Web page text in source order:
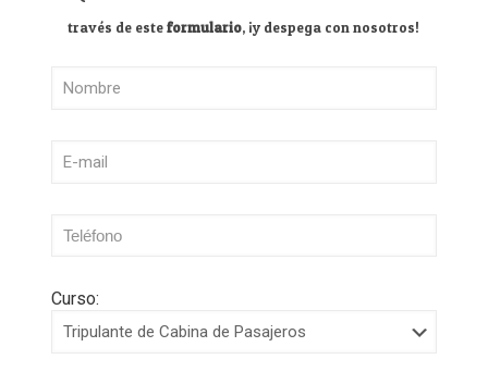
través de esteformulario, ¡y despega con nosotros!
Curso: